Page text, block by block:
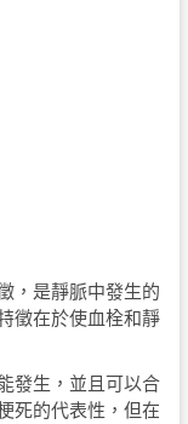
，是靜脈中發生的
徵在於使血栓和靜
發生，並且可以合
死的代表性，但在